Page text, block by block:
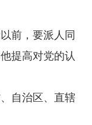
前，要派人同
提高对党的认
自治区、直辖